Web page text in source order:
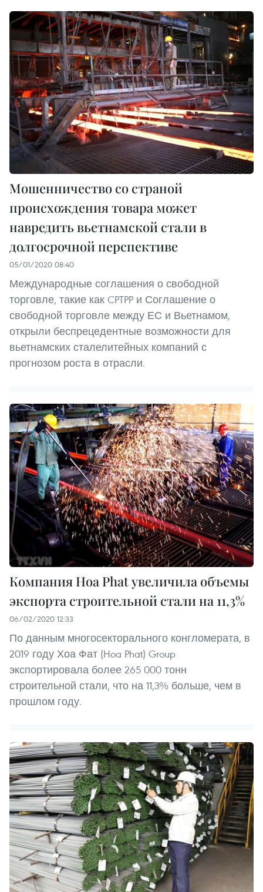
Мошенничество со страной
происхождения товара может
навредить вьетнамской стали в
долгосрочной перспективе
05/01/2020 08:40
Международные соглашения о свободной
торговле, такие как CPTPP и Соглашение о
свободной торговле между ЕС и Вьетнамом,
открыли беспрецедентные возможности для
вьетнамских сталелитейных компаний с
прогнозом роста в отрасли.
Компания Hoa Phat увеличила объемы
экспорта строительной стали на 11,3%
06/02/2020 12:33
По данным многосекторального конгломерата, в
2019 году Хоа Фат (Hoa Phat) Group
экспортировала более 265 000 тонн
строительной стали, что на 11,3% больше, чем в
прошлом году.